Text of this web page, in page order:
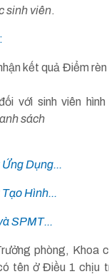
sinh viên.
kết quả Điểm rèn
với sinh viên
sách
Dụng...
Hình...
SPMT...
phòng, Khoa
tên ở Điều 1 chịu